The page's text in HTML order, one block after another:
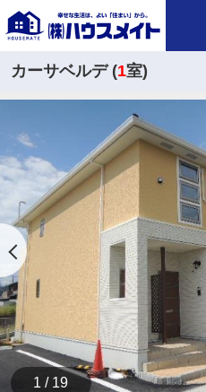
カーサベルデ (1室)
1 / 19